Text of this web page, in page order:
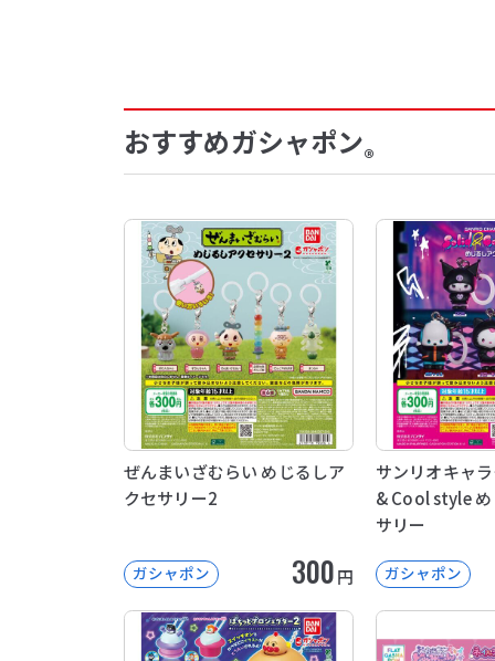
おすすめガシャポン®
ぜんまいざむらい めじるしア
クセサリー2
ガシャポン 300円
サンリオキャ
& Cool style
サリー
ガシャポン